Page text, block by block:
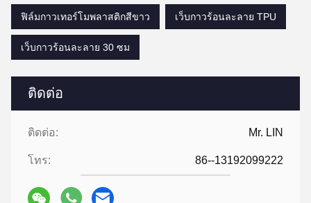
ติดต่อ
ติดต่อ: Mr. LIN
โทร: 86--13192099222
ฟิล์มกาวเทอร์โมพลาสติกสีขาว เว็บกาวร้อนละลาย TPU
เว็บกาวร้อนละลาย 30 ซม